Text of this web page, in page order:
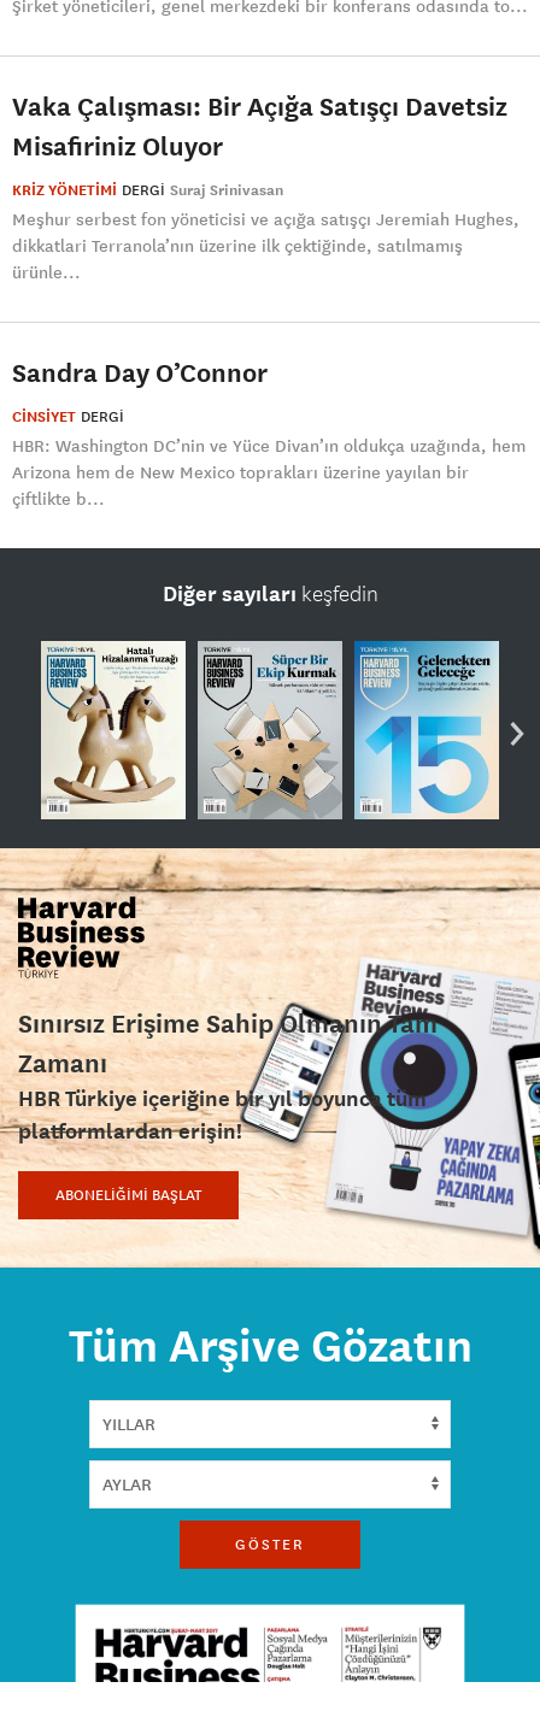
Şirket yöneticileri, genel merkezdeki bir konferans odasında to...
Vaka Çalışması: Bir Açığa Satışçı Davetsiz
Misafiriniz Oluyor
KRİZ YÖNETİMİ DERGI Suraj Srinivasan
Meşhur serbest fon yöneticisi ve açığa satışçı Jeremiah Hughes,
dikkatlari Terranola’nın üzerine ilk çektiğinde, satılmamış
ürünle...
Sandra Day O’Connor
CİNSİYET DERGI
HBR: Washington DC’nin ve Yüce Divan’ın oldukça uzağında, hem
Arizona hem de New Mexico toprakları üzerine yayılan bir
çiftlikte b...
Diğer sayıları keşfedin
›
Sınırsız Erişime Sahip Olmanın Tam
Zamanı
HBR Türkiye içeriğine bir yıl boyunca tüm
platformlardan erişin!
ABONELİĞİMİ BAŞLAT
Tüm Arşive Gözatın
GÖSTER